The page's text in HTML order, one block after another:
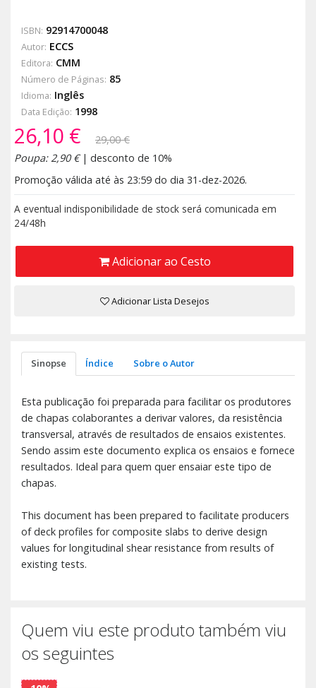
ISBN: 92914700048
Autor: ECCS
Editora: CMM
Número de Páginas: 85
Idioma: Inglês
Data Edição: 1998
26,10 €
29,00 €
Poupa: 2,90 €| desconto de 10%
Promoção válida até às 23:59 do dia 31-dez-2026.
A eventual indisponibilidade de stock será comunicada em
24/48h
Adicionar ao Cesto
Adicionar Lista Desejos
Sinopse Índice Sobre o Autor
Esta publicação foi preparada para facilitar os produtores
de chapas colaborantes a derivar valores, da resistência
transversal, através de resultados de ensaios existentes.
Sendo assim este documento explica os ensaios e fornece
resultados. Ideal para quem quer ensaiar este tipo de
chapas.
This document has been prepared to facilitate producers
of deck profiles for composite slabs to derive design
values for longitudinal shear resistance from results of
existing tests.
Quem viu este produto também viu
os seguintes